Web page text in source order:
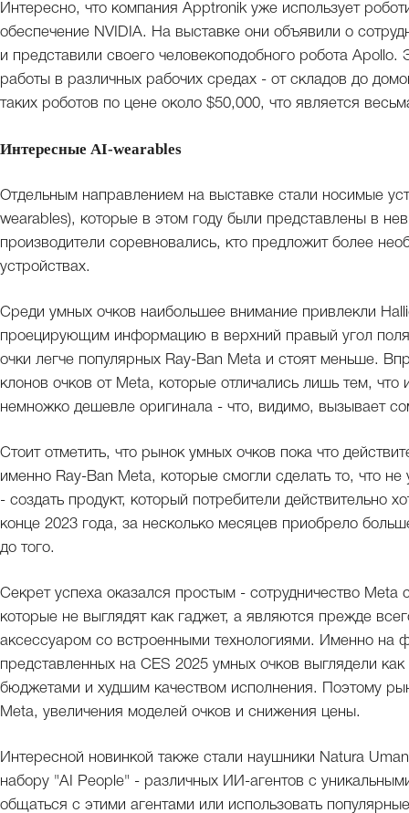
Интересно, что компания Apptronik уже использует
обеспечение NVIDIA. На выставке они объявили о
и представили своего человекоподобного робота
работы в различных рабочих средах - от складов до
таких роботов по цене около $50,000, что является
Интересные AI-wearables
Отдельным направлением на выставке стали носимые
wearables), которые в этом году были представлены в
производители соревновались, кто предложит более
устройствах.
Среди умных очков наибольшее внимание привлекли
проецирующим информацию в верхний правый угол
очки легче популярных Ray-Ban Meta и стоят меньше.
клонов очков от Meta, которые отличались лишь тем,
немножко дешевле оригинала - что, видимо, вызывает
Стоит отметить, что рынок умных очков пока что
именно Ray-Ban Meta, которые смогли сделать то, что
- создать продукт, который потребители действительно
конце 2023 года, за несколько месяцев приобрело
до того.
Секрет успеха оказался простым - сотрудничество Meta
которые не выглядят как гаджет, а являются прежде
аксессуаром со встроенными технологиями. Именно на
представленных на CES 2025 умных очков выглядели
бюджетами и худшим качеством исполнения. Поэтому
Meta, увеличения моделей очков и снижения цены.
Интересной новинкой также стали наушники Natura
набору "AI People" - различных ИИ-агентов с
общаться с этими агентами или использовать